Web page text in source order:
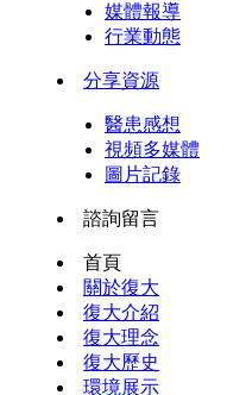
媒體報導
行業動態
分享資源
醫患感想
視頻多媒體
圖片記錄
諮詢留言
首頁
關於復大
復大介紹
復大理念
復大歷史
環境展示